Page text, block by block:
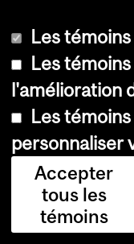
Laura et
les
Faculté de
ont
emploi.
Les
Les
l'amélioration
Les
personnaliser
Accepter
tous les
témoins